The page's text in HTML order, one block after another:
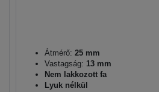
Átmérő: 25 mm
Vastagság: 13 mm
Nem lakkozott fa
Lyuk nélkül